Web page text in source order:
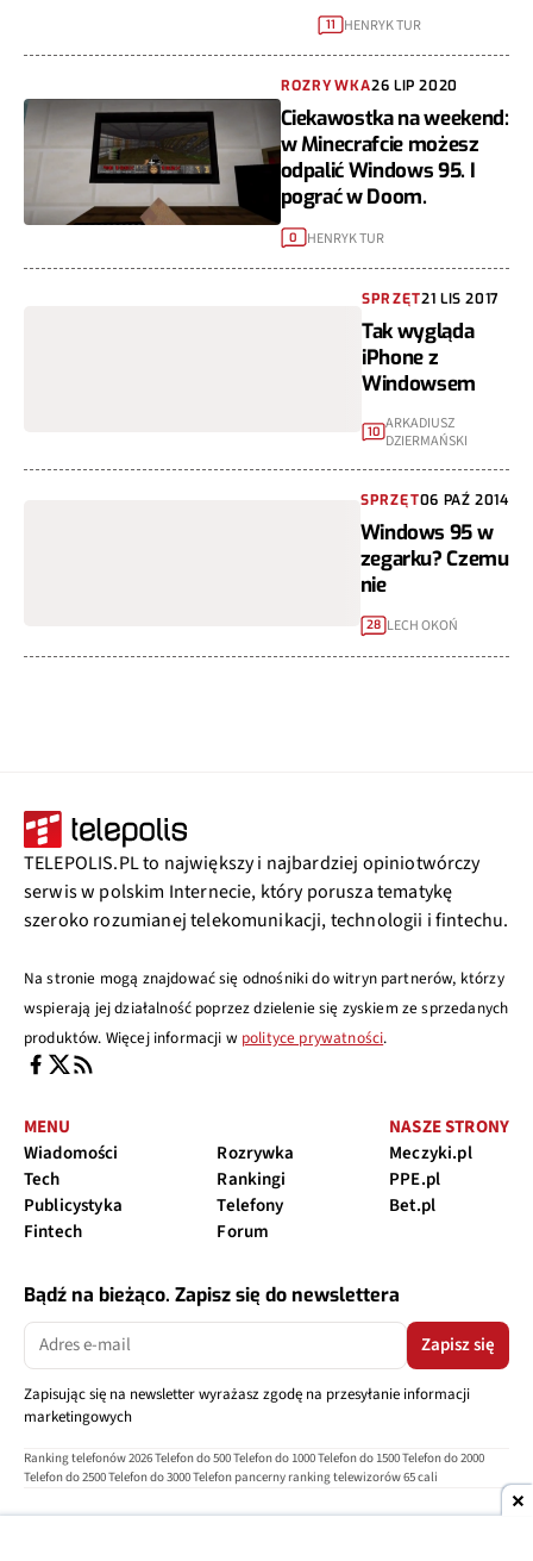
11 HENRYK TUR
ROZRYWKA26 LIP 2020
Ciekawostka na weekend:
w Minecrafcie możesz
odpalić Windows 95. I
pograć w Doom.
0 HENRYK TUR
SPRZĘT21 LIS 2017
Tak wygląda
iPhone z
Windowsem
10 ARKADIUSZ
DZIERMAŃSKI
SPRZĘT06 PAŹ 2014
Windows 95 w
zegarku? Czemu
nie
28 LECH OKOŃ
TELEPOLIS.PL to największy i najbardziej opiniotwórczy
serwis w polskim Internecie, który porusza tematykę
szeroko rozumianej telekomunikacji, technologii i fintechu.
Na stronie mogą znajdować się odnośniki do witryn partnerów, którzy
wspierają jej działalność poprzez dzielenie się zyskiem ze sprzedanych
produktów. Więcej informacji w polityce prywatności.
MENU
Wiadomości
Tech
Publicystyka
Fintech
Rozrywka
Rankingi
Telefony
Forum
NASZE STRONY
Meczyki.pl
PPE.pl
Bet.pl
Bądź na bieżąco. Zapisz się do newslettera
Zapisz się
Zapisując się na newsletter wyrażasz zgodę na przesyłanie informacji
marketingowych
Ranking telefonów 2026Telefon do 500Telefon do 1000Telefon do 1500Telefon do 2000
Telefon do 2500Telefon do 3000Telefon pancerny ranking telewizorów 65 cali